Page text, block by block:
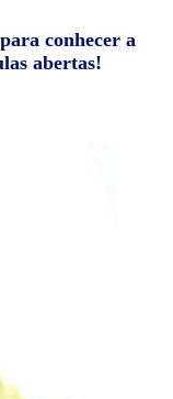
conhecer a
abertas!